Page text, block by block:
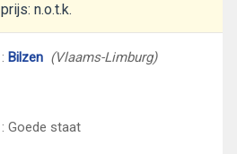
prijs: n.o.t.k.
: Bilzen (Vlaams-Limburg)
: Goede staat